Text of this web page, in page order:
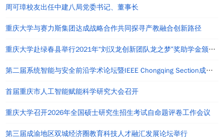
周可璋校友出任中建八局党委书记、董事长
重庆大学与赛力斯集团达成战略合作共同探寻产教融合创新路径
重庆大学赴绿春县举行2021年“刘汉龙创新团队龙之梦”奖助学金颁发仪式
第二届系统智能与安全前沿学术论坛暨IEEE Chongqing Section成立仪式在重庆举办
首届重庆市人工智能赋能科学研究大会召开
重庆大学召开2026年全国硕士研究生招生考试自命题评卷工作会议
第三届成渝地区双城经济圈教育科技人才融汇发展论坛举行